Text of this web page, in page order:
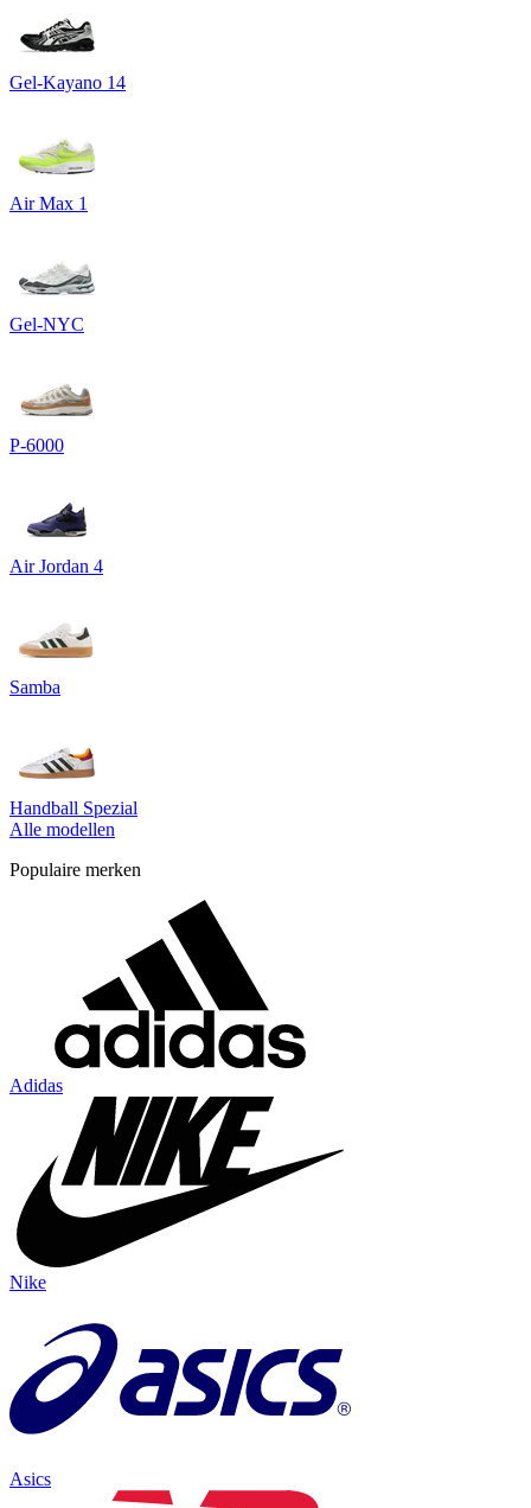
Gel-Kayano 14
Air Max 1
Gel-NYC
P-6000
Air Jordan 4
Samba
Handball Spezial
Alle modellen
Populaire merken
Adidas
Nike
Asics